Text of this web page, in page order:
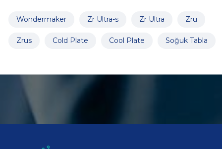
Wondermaker Zr Ultra-s Zr Ultra Zru
Zrus Cold Plate Cool Plate Soğuk Tabla